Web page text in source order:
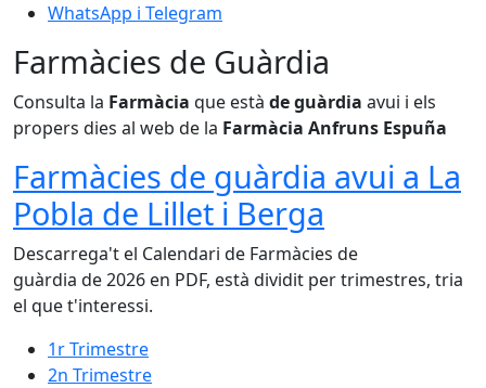
WhatsApp i Telegram
Farmàcies de Guàrdia
Consulta la Farmàcia que està de guàrdia avui i els
propers dies al web de la Farmàcia Anfruns Espuña
Farmàcies de guàrdia avui a La
Pobla de Lillet i Berga
Descarrega't el Calendari de Farmàcies de
guàrdia de 2026 en PDF, està dividit per trimestres, tria
el que t'interessi.
1r Trimestre
2n Trimestre